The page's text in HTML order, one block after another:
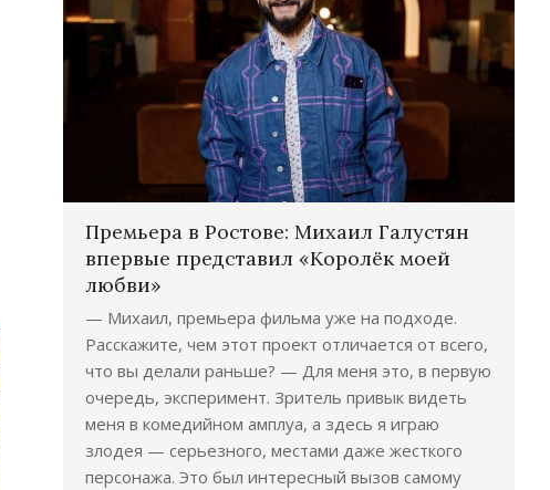
Премьера в Ростове: Михаил Галустян
впервые представил «Королёк моей
любви»
— Михаил, премьера фильма уже на подходе.
Расскажите, чем этот проект отличается от всего,
что вы делали раньше? — Для меня это, в первую
очередь, эксперимент. Зритель привык видеть
меня в комедийном амплуа, а здесь я играю
злодея — серьезного, местами даже жесткого
персонажа. Это был интересный вызов самому